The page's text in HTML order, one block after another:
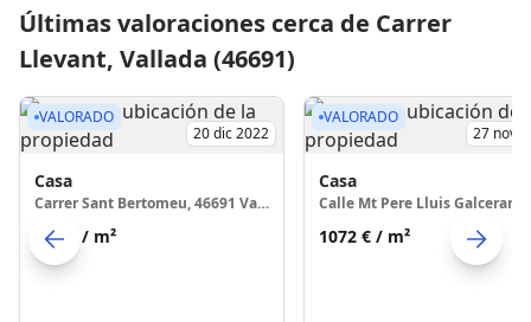
Últimas valoraciones cerca de Carrer
Llevant, Vallada (46691)
VALORADO
20 dic 2022
Casa
Carrer Sant Bertomeu, 46691 Vallada
589 € / m²
VALORADO
27 nov
Casa
1072 € / m²